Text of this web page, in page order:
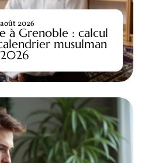
à Grenoble : calcul
musulman
2026
2026